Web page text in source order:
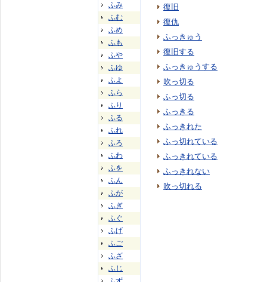
ふみ
ふむ
ふめ
ふも
ふや
ふゆ
ふよ
ふら
ふり
ふる
ふれ
ふろ
ふわ
ふを
ふん
ふが
ふぎ
ふぐ
ふげ
ふご
ふざ
ふじ
復旧
復仇
ふっきゅう
復旧する
ふっきゅうする
吹っ切る
ふっ切る
ふっきる
ふっきれた
ふっ切れている
ふっきれている
ふっきれない
吹っ切れる